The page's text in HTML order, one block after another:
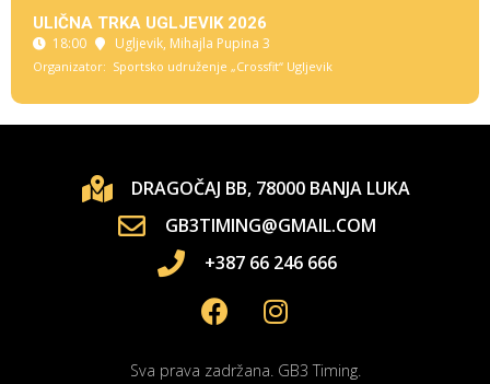
ULIČNA TRKA UGLJEVIK 2026
18:00 Ugljevik, Mihajla Pupina 3
Organizator: Sportsko udruženje „Crossfit“ Ugljevik
DRAGOČAJ BB, 78000 BANJA LUKA
GB3TIMING@GMAIL.COM
+387 66 246 666
Sva prava zadržana. GB3 Timing.